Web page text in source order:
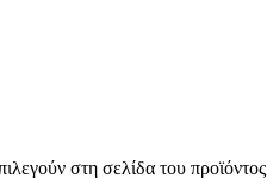
στη σελίδα του προϊόντος